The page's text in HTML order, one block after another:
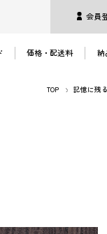
会員
価格・配送料 納
TOP 記憶に残